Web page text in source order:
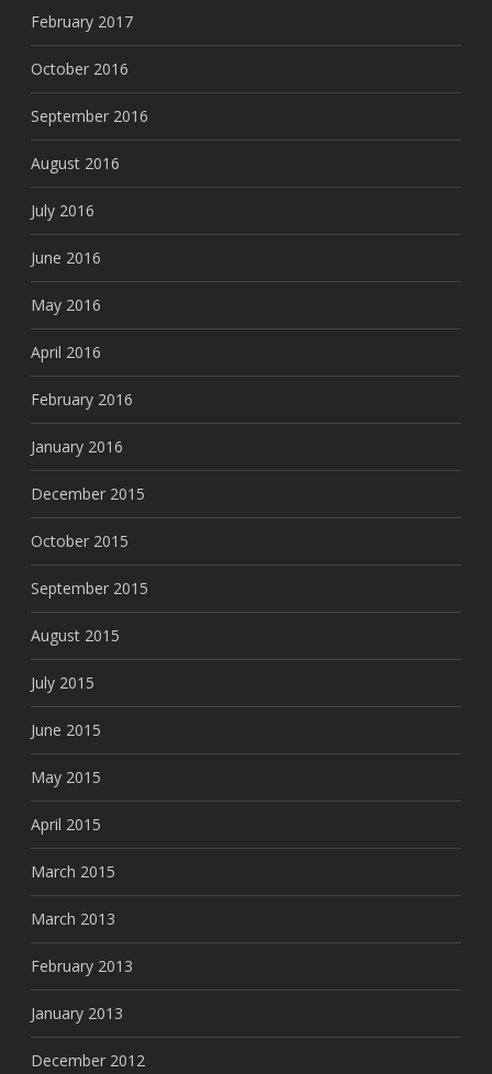
February 2017
October 2016
September 2016
August 2016
July 2016
June 2016
May 2016
April 2016
February 2016
January 2016
December 2015
October 2015
September 2015
August 2015
July 2015
June 2015
May 2015
April 2015
March 2015
March 2013
February 2013
January 2013
December 2012